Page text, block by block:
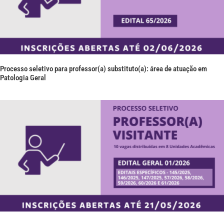
Processo seletivo para professor(a) substituto(a): área de atuação em
Patologia Geral